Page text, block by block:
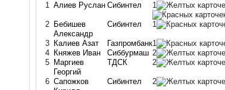
1 Алиев Руслан Сибинтел 1
2 Бебишев
Александр
Сибинтел 1
3 Калиев Азат Газпромбанк1
4 Княжев Иван Сиббурмаш 2
5 Маргиев
Георгий
ТДСК 2
6 Сапожков
Сибинтел 2